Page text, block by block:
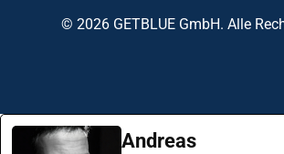
© 2026 GETBLUE GmbH. Alle
Andreas